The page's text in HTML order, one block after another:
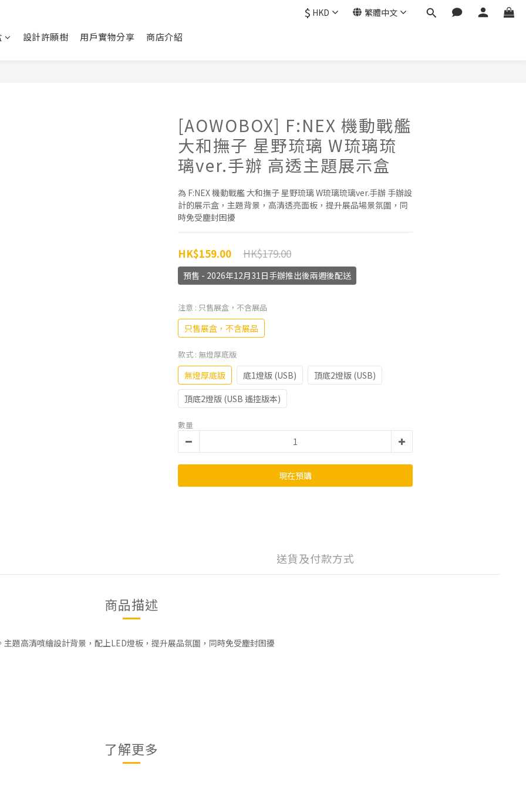
$ HKD 繁體中文
設計許願樹 用戶實物分享 商店介紹
[AOWOBOX] F:NEX 機動戰艦
大和撫子 星野琉璃 W琉璃琉
璃ver.手辦 高透主題展示盒
為 F:NEX 機動戰艦 大和撫子 星野琉璃 W琉璃琉璃ver.手辦 手辦設
計的展示盒，主題背景，高清透亮面板，提升展品場景氛圍，同
時免受塵封困擾
HK$179.00
HK$159.00
預售 - 2026年12月31日手辦推出後兩週後配送
注意 : 只售展盒，不含展品
只售展盒，不含展品
款式 : 無燈厚底版
無燈厚底版 底1燈版 (USB)
頂底2燈版 (USB)
頂底2燈版 (USB 遙控版本)
數量
現在預購
送貨及付款方式
商品描述
題高清噴繪設計背景，配上LED燈板，提升展品氛圍，同時免受塵封困擾
了解更多